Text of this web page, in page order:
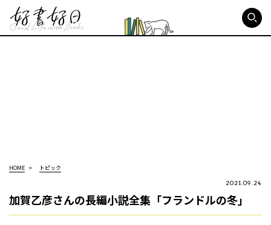
HOME トピック
2021.09.24
加賀乙彦さんの長編小説全集「フランドルの冬」